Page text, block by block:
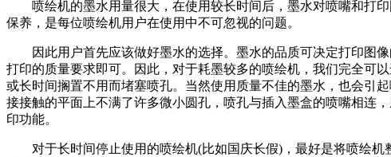
喷绘机的墨水用量很大，在使用较长时间后，墨水对喷嘴和打印
保养，是每位喷绘机用户在使用中不可忽视的问题。
因此用户首先应该做好墨水的选择。墨水的品质可决定打印图像
打印的质量要求即可。因此，对于耗墨较多的喷绘机，我们完全可
或长时间搁置不用而堵塞喷孔。当然使用质量不佳的墨水，也会引
接接触的平面上不满了许多微小圆孔，喷孔与插入墨盒的喷嘴相连
印功能。
对于长时间停止使用的喷绘机(比如国庆长假)，最好是将喷绘机